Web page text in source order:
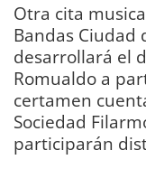
Otra cita
Bandas Ciudad
desarrollará el
Romualdo a
certamen
Sociedad
participarán